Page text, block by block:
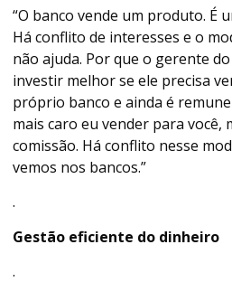
“O banco vende um produto. É
Há conflito de interesses e o
não ajuda. Por que o gerente
investir melhor se ele precisa
próprio banco e ainda é
mais caro eu vender para você,
comissão. Há conflito nesse
vemos nos bancos.”
.
Gestão eficiente do dinheiro
.